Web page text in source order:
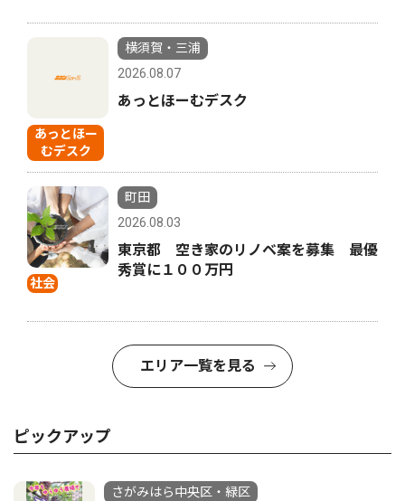
あっとほー
むデスク
横須賀・三浦
2026.08.07
あっとほーむデスク
社会
町田
2026.08.03
東京都 空き家のリノベ案を募集 最優
秀賞に１００万円
エリア一覧を見る
ピックアップ
さがみはら中央区・緑区